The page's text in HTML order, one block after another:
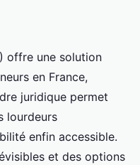
sans bilan
!
offre une solution
en France,
juridique permet
lourdeurs
enfin accessible.
et des options